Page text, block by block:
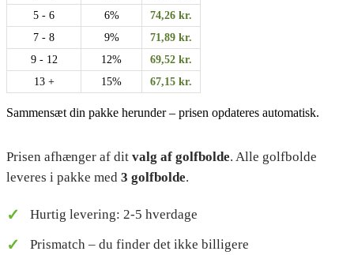
5 - 6
6% 74,26 kr.
7 - 8
9% 71,89 kr.
9 - 12
12% 69,52 kr.
13 +
15% 67,15 kr.
Sammensæt din pakke herunder – prisen opdateres automatisk.
Prisen afhænger af dit valg af golfbolde. Alle golfbolde
leveres i pakke med 3 golfbolde.
Hurtig levering: 2-5 hverdage
Prismatch – du finder det ikke billigere